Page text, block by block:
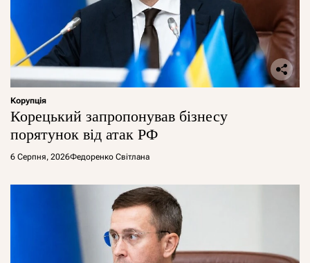
Корупція
Корецький запропонував бізнесу
порятунок від атак РФ
6 Серпня, 2026Федоренко Світлана